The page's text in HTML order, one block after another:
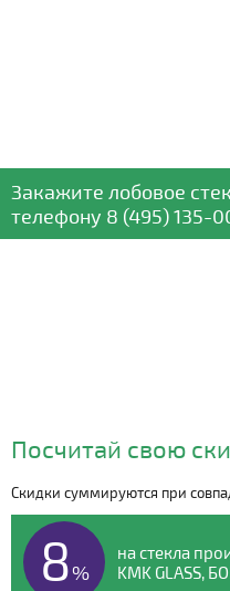
Закажите лобовое
телефону 8 (495) 135-
Видео
Посчитай свою
Скидки суммируются при
8%
на стекла
KMK GLASS,